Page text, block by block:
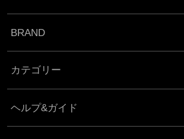
BRAND
カテゴリー
ヘルプ&ガイド